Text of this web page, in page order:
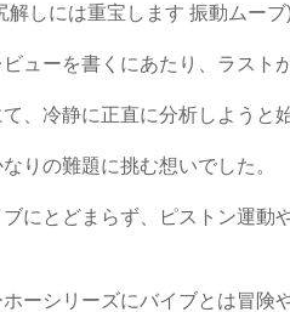
解しには重宝します 振動ムーブ
ューを書くにあたり、ラスト
、冷静に正直に分析しようと
りの難題に挑む想いでした。
にとどまらず、ピストン運動
ーシリーズにバイブとは冒険